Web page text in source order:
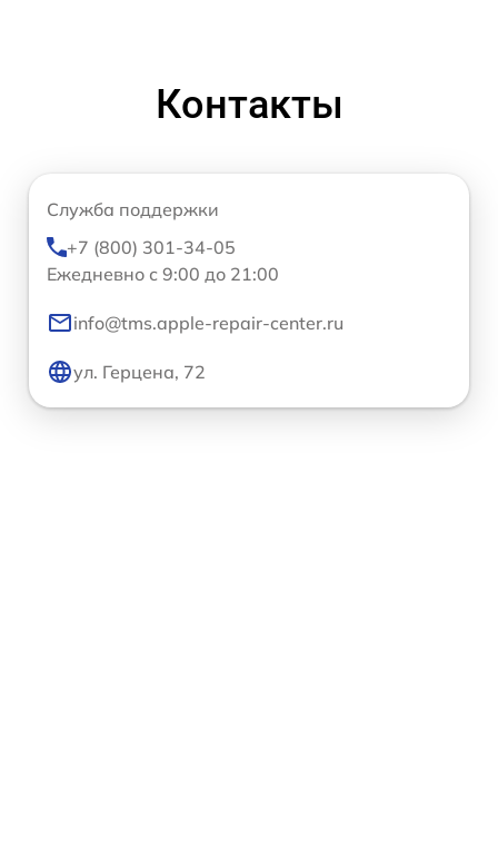
Контакты
Служба поддержки
+7 (800) 301-34-05
Ежедневно с 9:00 до 21:00
info@tms.apple-repair-center.ru
ул. Герцена, 72